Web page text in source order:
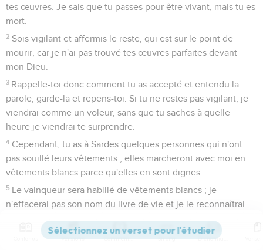
tes œuvres. Je sais que tu passes pour être vivant, mais tu es
mort.
2 Sois vigilant et affermis le reste, qui est sur le point de
mourir, car je n'ai pas trouvé tes œuvres parfaites devant
mon Dieu.
3 Rappelle-toi donc comment tu as accepté et entendu la
parole, garde-la et repens-toi. Si tu ne restes pas vigilant, je
viendrai comme un voleur, sans que tu saches à quelle
heure je viendrai te surprendre.
4 Cependant, tu as à Sardes quelques personnes qui n'ont
pas souillé leurs vêtements ; elles marcheront avec moi en
vêtements blancs parce qu'elles en sont dignes.
5 Le vainqueur sera habillé de vêtements blancs ; je
n'effacerai pas son nom du livre de vie et je le reconnaîtrai
Que celui qui a des oreilles écoute ce que l'Esprit dit aux
Versions Commentaires Strong